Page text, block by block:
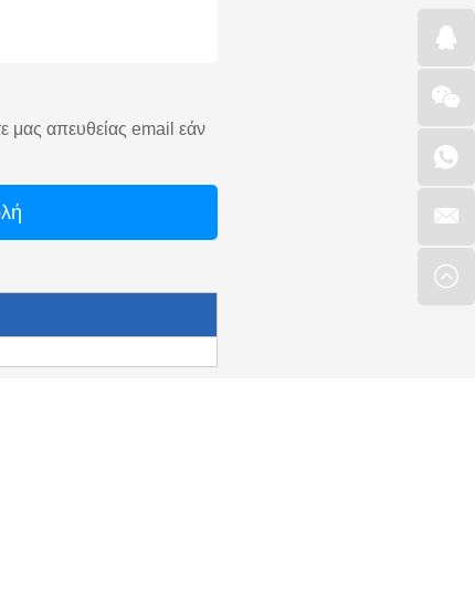
μας απευθείας email εάν